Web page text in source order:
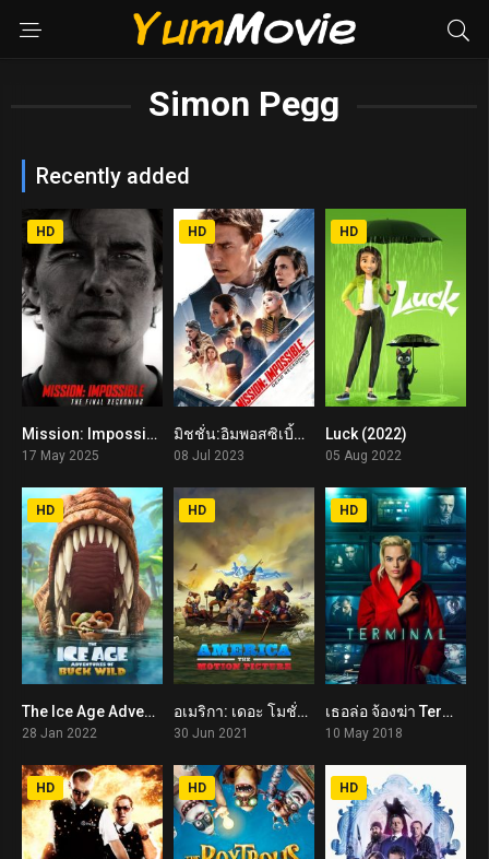
Simon Pegg
Recently added
7.5
HD
Mission: Impossible – The Final Reckoning มิชชั่น:อิมพอสซิเบิ้ล ปิดปฏิบัติการล่าพิกัดมรณะ (2025)
17 May 2025
7.9
HD
มิชชั่น:อิมพอสซิเบิ้ล ล่าพิกัดมรณะ ตอนที่หนึ่ง Mission: Impossible – Dead Reckoning Part One (2023)
08 Jul 2023
HD
Luck (2022)
05 Aug 2022
5.3
HD
The Ice Age Adventures of Buck Wild (2022)
28 Jan 2022
5.6
HD
อเมริกา: เดอะ โมชั่น พิคเจอร์ America: The Motion Picture (2021)
30 Jun 2021
5.5
HD
เธอล่อ จ้องฆ่า Terminal (2018)
10 May 2018
HD HD HD